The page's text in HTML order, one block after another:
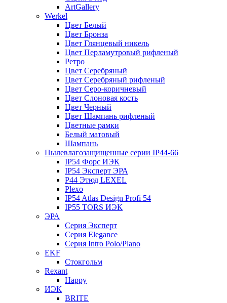
ArtGallery
Werkel
Цвет Белый
Цвет Бронза
Цвет Глянцевый никель
Цвет Перламутровый рифленый
Ретро
Цвет Серебряный
Цвет Серебряный рифленый
Цвет Серо-коричневый
Цвет Слоновая кость
Цвет Черный
Цвет Шампань рифленый
Цветные рамки
Белый матовый
Шампань
Пылевлагозащищенные серии IP44-66
IP54 Форс ИЭК
IP54 Эксперт ЭРА
P44 Этюд LEXEL
Plexo
IP54 Atlas Design Profi 54
IP55 TORS ИЭК
ЭРА
Серия Эксперт
Серия Elegance
Серия Intro Polo/Plano
EKF
Стокгольм
Rexant
Happy
ИЭК
BRITE